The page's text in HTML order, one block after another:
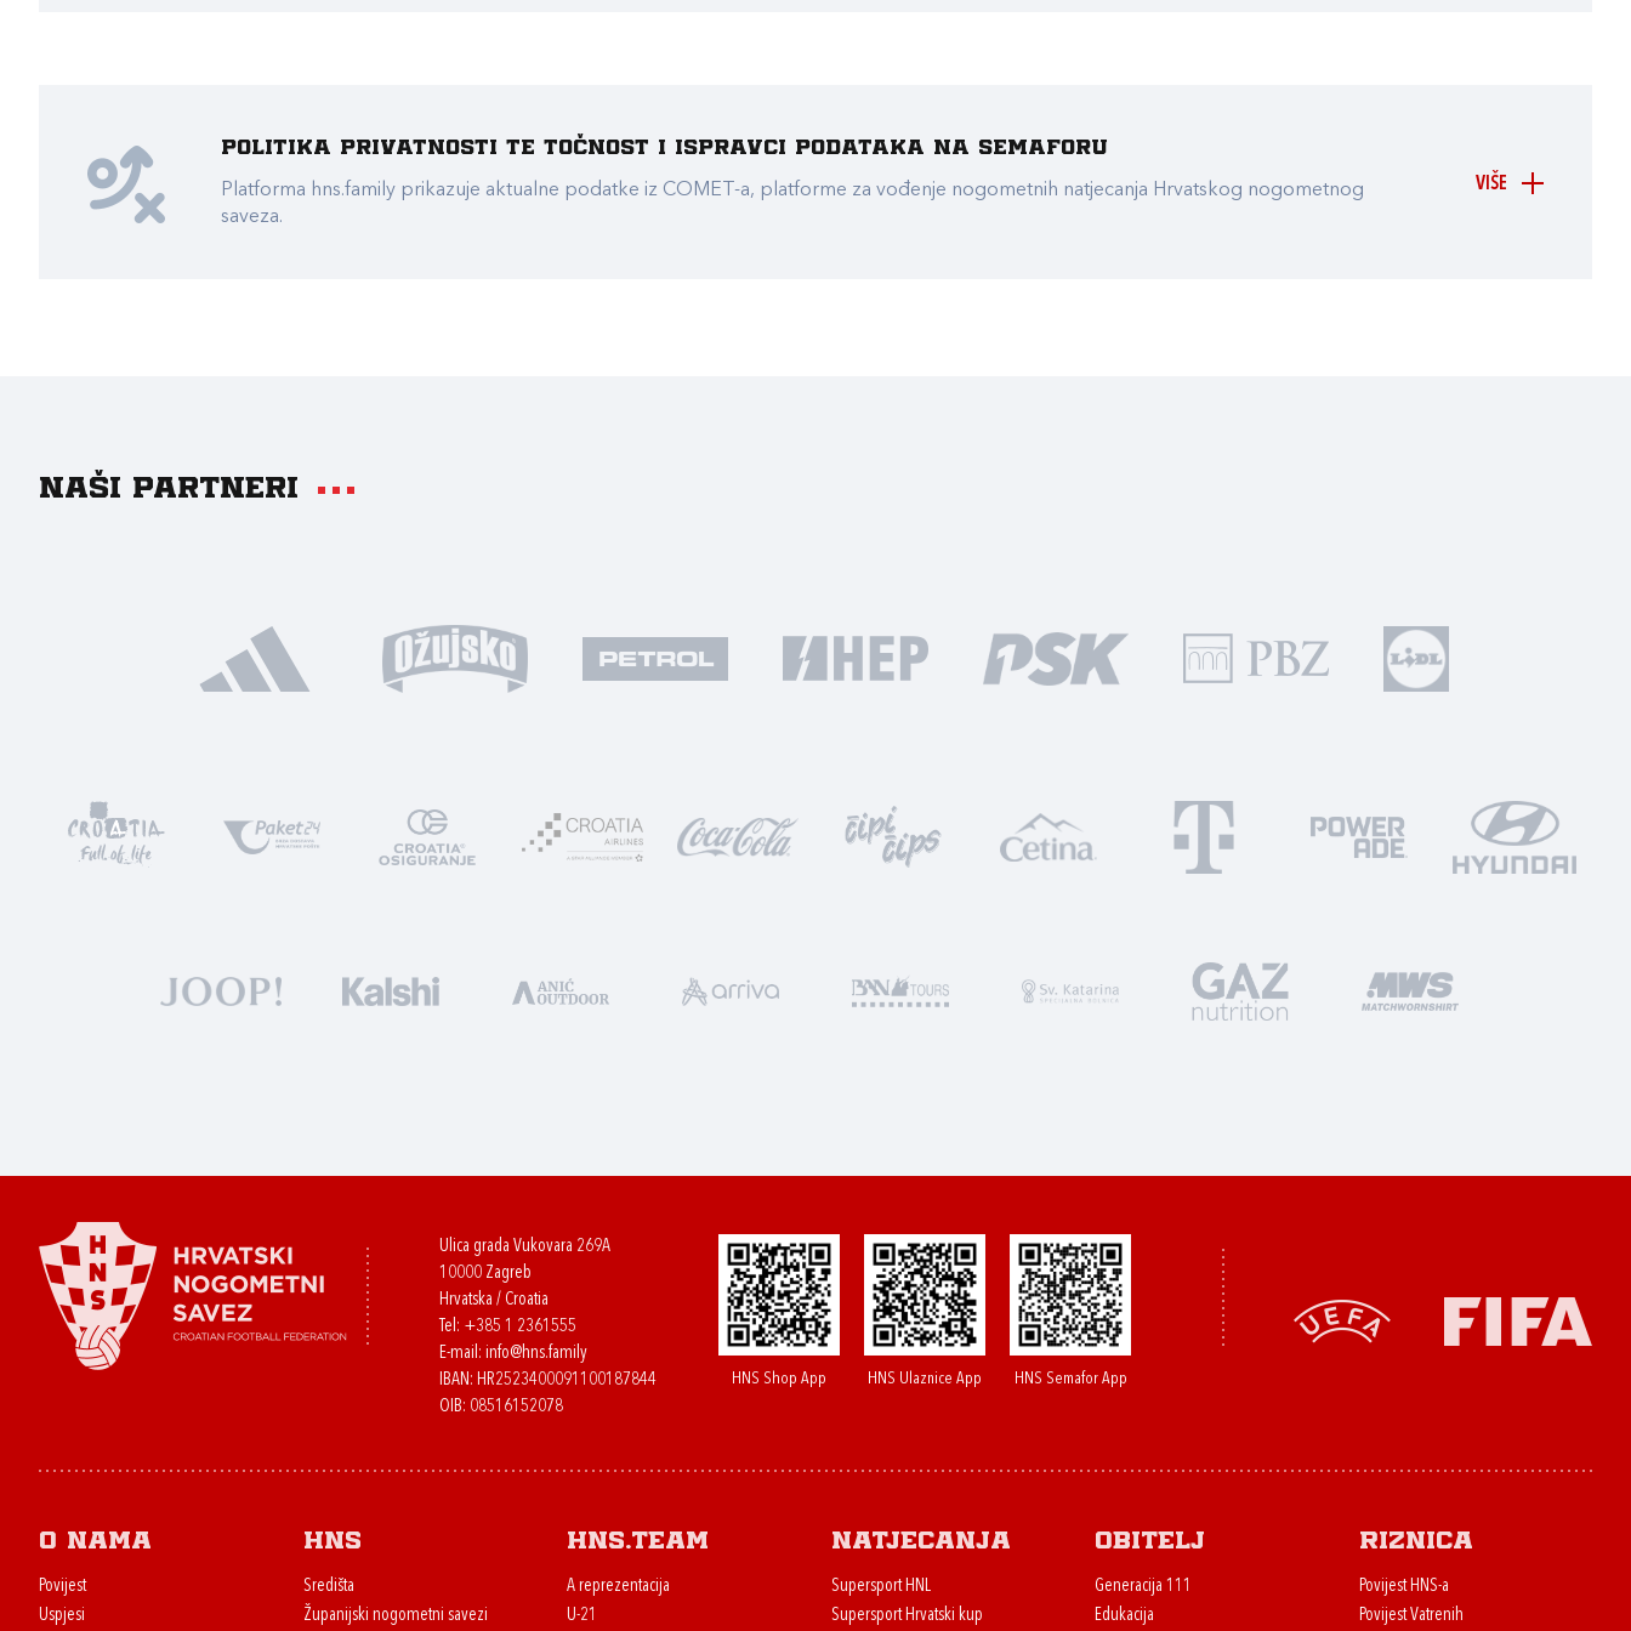
VIŠE
Politika privatnosti te točnost i ispravci podataka na Semaforu
Platforma hns.family prikazuje aktualne podatke iz COMET-a, platforme za vođenje nogometnih natjecanja Hrvatskog nogometnog
saveza.
Naši partneri
Ulica grada Vukovara 269A
10000 Zagreb
Hrvatska / Croatia
Tel: +385 1 2361555
E-mail: info@hns.family
IBAN: HR2523400091100187844
OIB: 08516152078
HNS Shop App HNS Ulaznice App HNS Semafor App
O nama
Povijest
Uspjesi
HNS
Središta
Županijski nogometni savezi
HNS.team
A reprezentacija
U-21
Natjecanja
Supersport HNL
Supersport Hrvatski kup
Obitelj
Generacija 111
Edukacija
Riznica
Povijest HNS-a
Povijest Vatrenih